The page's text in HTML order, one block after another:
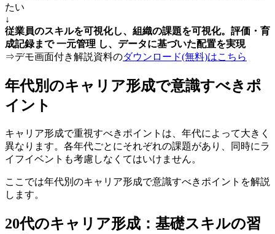
たい
↓
従業員のスキルを可視化し、組織の課題を可視化。評価・育
成記録まで 一元管理 し、データに基づいた配置を実現
⇒デモ画面付き解説資料のダウンロード(無料)はこちら
年代別のキャリア形成で意識すべきポ
イント
キャリア形成で重視すべきポイントは、年代によって大きく
異なります。各年代ごとにそれぞれの課題があり、同時にラ
イフイベントも考慮しなくてはいけません。
ここでは年代別のキャリア形成で意識すべきポイントを解説
します。
20代のキャリア形成：基礎スキルの習